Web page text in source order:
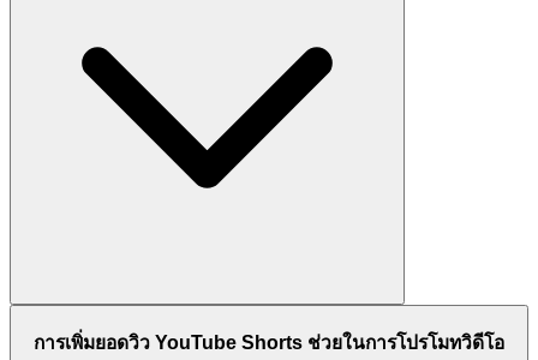
การเพิ่มยอดวิว YouTube Shorts ช่วยในการโปรโมทวิดีโอ